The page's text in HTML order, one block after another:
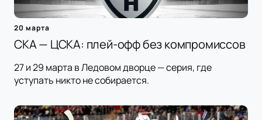
20 марта
СКА — ЦСКА: плей-офф без компромиссов
27 и 29 марта в Ледовом дворце — серия, где
уступать никто не собирается.